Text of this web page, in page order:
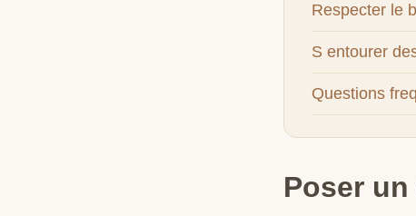
Respecter le
S entourer
Questions
Poser